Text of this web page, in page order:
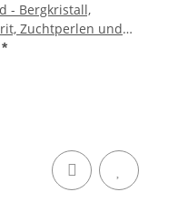
- Bergkristall,
Zuchtperlen und
*